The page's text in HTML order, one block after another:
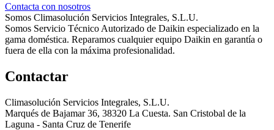
Contacta con nosotros
Somos Climasolución Servicios Integrales, S.L.U.
Somos Servicio Técnico Autorizado de Daikin especializado en la
gama doméstica. Reparamos cualquier equipo Daikin en garantía o
fuera de ella con la máxima profesionalidad.
Contactar
Climasolución Servicios Integrales, S.L.U.
Marqués de Bajamar 36, 38320 La Cuesta. San Cristobal de la
Laguna - Santa Cruz de Tenerife